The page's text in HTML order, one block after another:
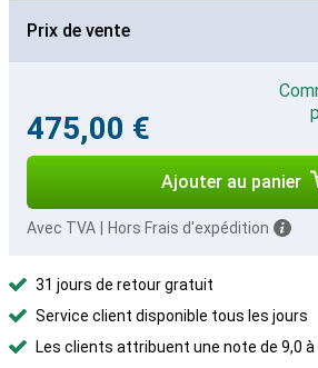
Prix de vente
475,00 €
Ajouter au panier
Avec TVA Hors Frais d'expédition
31 jours de retour gratuit
Service client disponible tous les jours
Les clients attribuent une note de 9,0